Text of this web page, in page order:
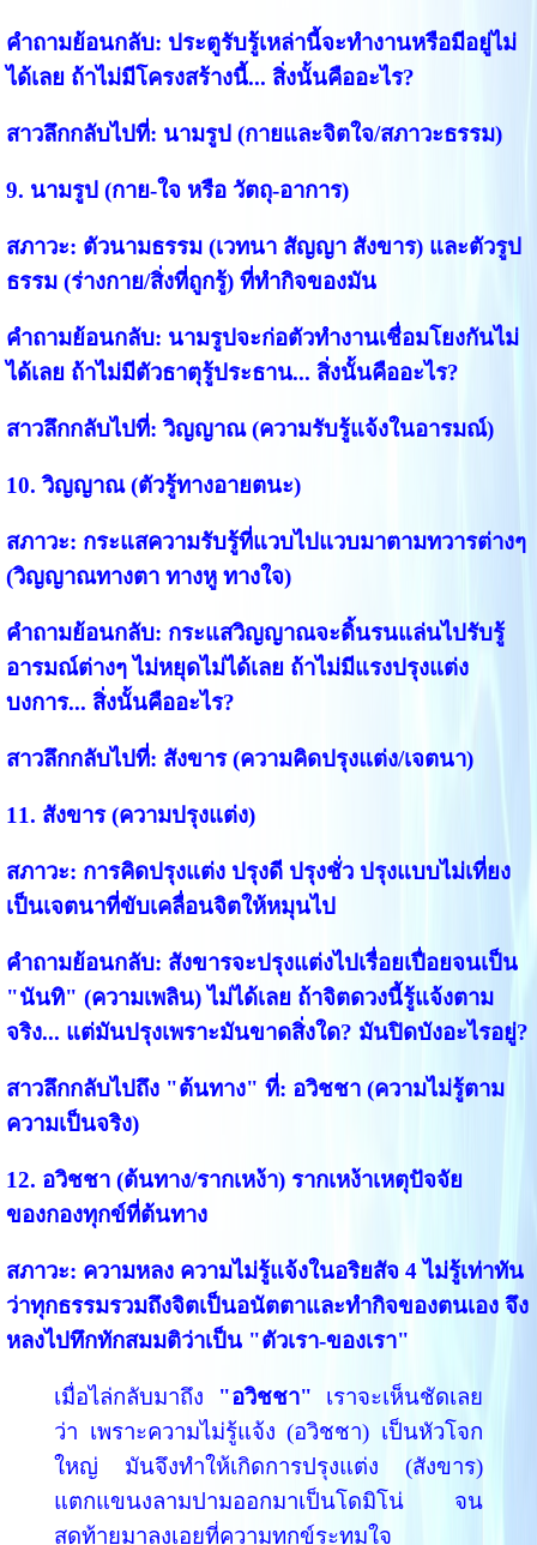
คำถามย้อนกลับ: ประตูรับรู้เหล่านี้จะทำงานหรือมีอยู่ไม่
ได้เลย ถ้าไม่มีโครงสร้างนี้... สิ่งนั้นคืออะไร?
สาวลึกกลับไปที่: นามรูป (กายและจิตใจ/สภาวะธรรม)
9. นามรูป (กาย-ใจ หรือ วัตถุ-อาการ)
สภาวะ: ตัวนามธรรม (เวทนา สัญญา สังขาร) และตัวรูป
ธรรม (ร่างกาย/สิ่งที่ถูกรู้) ที่ทำกิจของมัน
คำถามย้อนกลับ: นามรูปจะก่อตัวทำงานเชื่อมโยงกันไม่
ได้เลย ถ้าไม่มีตัวธาตุรู้ประธาน... สิ่งนั้นคืออะไร?
สาวลึกกลับไปที่: วิญญาณ (ความรับรู้แจ้งในอารมณ์)
10. วิญญาณ (ตัวรู้ทางอายตนะ)
สภาวะ: กระแสความรับรู้ที่แวบไปแวบมาตามทวารต่างๆ
(วิญญาณทางตา ทางหู ทางใจ)
คำถามย้อนกลับ: กระแสวิญญาณจะดิ้นรนแล่นไปรับรู้
อารมณ์ต่างๆ ไม่หยุดไม่ได้เลย ถ้าไม่มีแรงปรุงแต่ง
บงการ... สิ่งนั้นคืออะไร?
สาวลึกกลับไปที่: สังขาร (ความคิดปรุงแต่ง/เจตนา)
11. สังขาร (ความปรุงแต่ง)
สภาวะ: การคิดปรุงแต่ง ปรุงดี ปรุงชั่ว ปรุงแบบไม่เที่ยง
เป็นเจตนาที่ขับเคลื่อนจิตให้หมุนไป
คำถามย้อนกลับ: สังขารจะปรุงแต่งไปเรื่อยเปื่อยจนเป็น
"นันทิ" (ความเพลิน) ไม่ได้เลย ถ้าจิตดวงนี้รู้แจ้งตาม
จริง... แต่มันปรุงเพราะมันขาดสิ่งใด? มันปิดบังอะไรอยู่?
สาวลึกกลับไปถึง "ต้นทาง" ที่: อวิชชา (ความไม่รู้ตาม
ความเป็นจริง)
12. อวิชชา (ต้นทาง/รากเหง้า) รากเหง้าเหตุปัจจัย
ของกองทุกข์ที่ต้นทาง
สภาวะ: ความหลง ความไม่รู้แจ้งในอริยสัจ 4 ไม่รู้เท่าทัน
ว่าทุกธรรมรวมถึงจิตเป็นอนัตตาและทำกิจของตนเอง จึง
หลงไปทึกทักสมมติว่าเป็น "ตัวเรา-ของเรา"
เมื่อไล่กลับมาถึง "อวิชชา" เราจะเห็นชัดเลย
ว่า เพราะความไม่รู้แจ้ง (อวิชชา) เป็นหัวโจก
ใหญ่ มันจึงทำให้เกิดการปรุงแต่ง (สังขาร)
แตกแขนงลามปามออกมาเป็นโดมิโน่ จน
สุดท้ายมาลงเอยที่ความทุกข์ระทมใจ